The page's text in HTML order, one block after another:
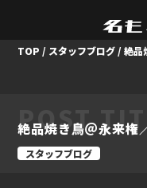
TOP / スタッフブログ /絶品
POST
絶品焼き鳥＠永来権
スタッフブログ